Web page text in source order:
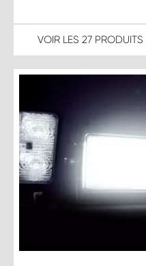
VOIR LES 27 PRODUITS